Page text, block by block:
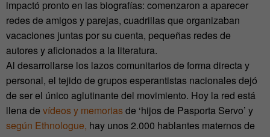
impactó pronto en las biografías: comenzaron a aparecer
redes de amigos y parejas, cuadrillas que organizaban
vacaciones juntas por su cuenta, pequeñas redes de
autores y aficionados a la literatura.
Al desarrollarse los lazos comunitarios de forma directa y
personal, el tejido de grupos esperantistas nacionales dejó
de ser el único aglutinante del movimiento. Hoy la red está
llena de vídeos y memoriasde ‘hijos de Pasporta Servo’ y
según Ethnologue, hay unos 2.000 hablantes maternos de